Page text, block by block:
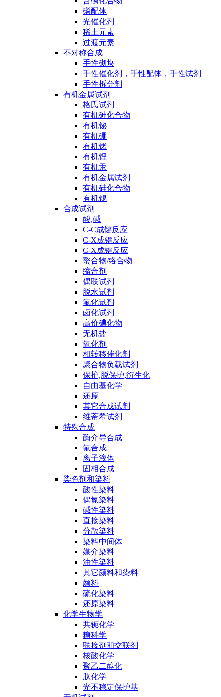
磷配体
光催化剂
稀土元素
过渡元素
不对称合成
手性砌块
手性催化剂，手性配体，手性试剂
手性拆分剂
有机金属试剂
格氏试剂
有机砷化合物
有机铋
有机硼
有机锗
有机锂
有机汞
有机金属试剂
有机硅化合物
有机锡
合成试剂
酸,碱
C-C成键反应
C-X成键反应
C-X成键反应
螯合物/络合物
缩合剂
偶联试剂
脱水试剂
氟化试剂
卤化试剂
高价碘化物
无机盐
氧化剂
相转移催化剂
聚合物负载试剂
保护,脱保护,衍生化
自由基化学
还原
其它合成试剂
维蒂希试剂
特殊合成
酶介导合成
氟合成
离子液体
固相合成
染色剂和染料
酸性染料
偶氮染料
碱性染料
直接染料
分散染料
染料中间体
媒介染料
油性染料
其它颜料和染料
颜料
硫化染料
还原染料
化学生物学
共轭化学
糖科学
联接剂和交联剂
核酸化学
聚乙二醇化
肽化学
光不稳定保护基